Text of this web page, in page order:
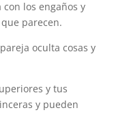
los engaños y
parecen.
oculta cosas y
y tus
y pueden